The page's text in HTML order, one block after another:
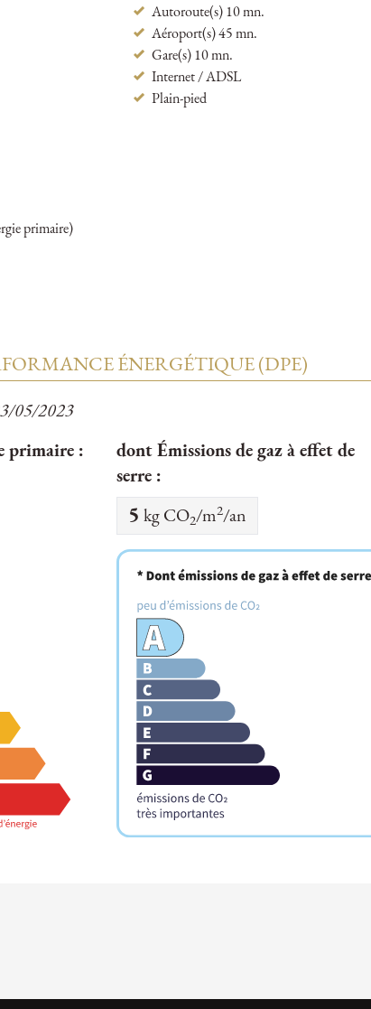
Autoroute(s) 10 mn.
Aéroport(s) 45 mn.
Gare(s) 10 mn.
Internet / ADSL
Plain-pied
primaire)
ÉNERGÉTIQUE (DPE)
05/2023
primaire :
dont Émissions de gaz à effet de
serre :
5 kg CO2/m2/an